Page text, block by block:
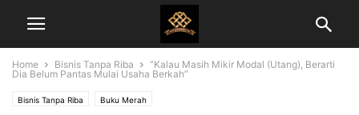
Home Bisnis Tanpa Riba
“Kalau Masih Mikir Modal (Utang), Berarti
Dia Belum Pantas Mulai Usaha Berkah”
Bisnis Tanpa Riba Buku Merah